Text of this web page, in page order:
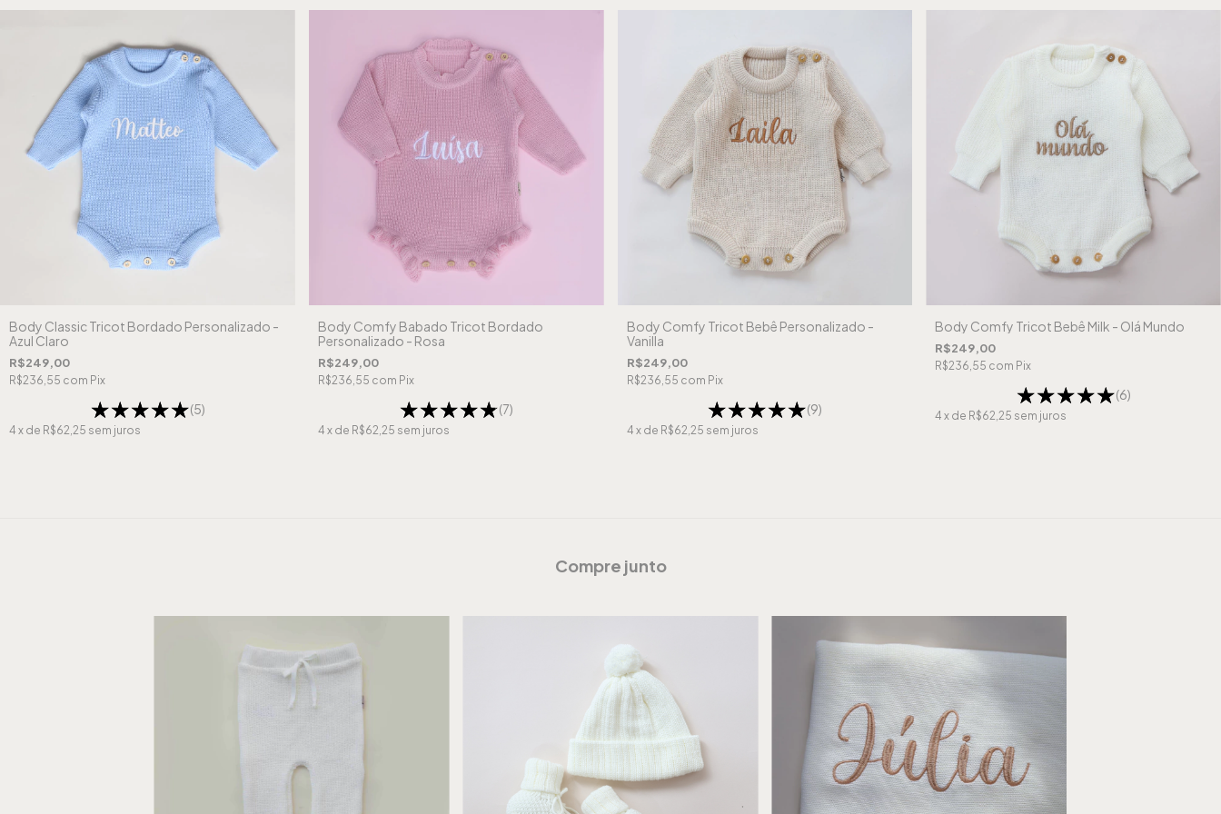
Body Classic Tricot Bordado Personalizado -
Azul Claro
R$249,00
R$236,55 com Pix
(5)
4 x de R$62,25 sem juros
Body Comfy Babado Tricot Bordado
Personalizado - Rosa
R$249,00
R$236,55 com Pix
(7)
4 x de R$62,25 sem juros
Body Comfy Tricot Bebê Personalizado -
Vanilla
R$249,00
R$236,55 com Pix
(9)
4 x de R$62,25 sem juros
Body Comfy Tricot Bebê Milk - Olá Mundo
R$249,00
R$236,55 com Pix
(6)
4 x de R$62,25 sem juros
Compre junto